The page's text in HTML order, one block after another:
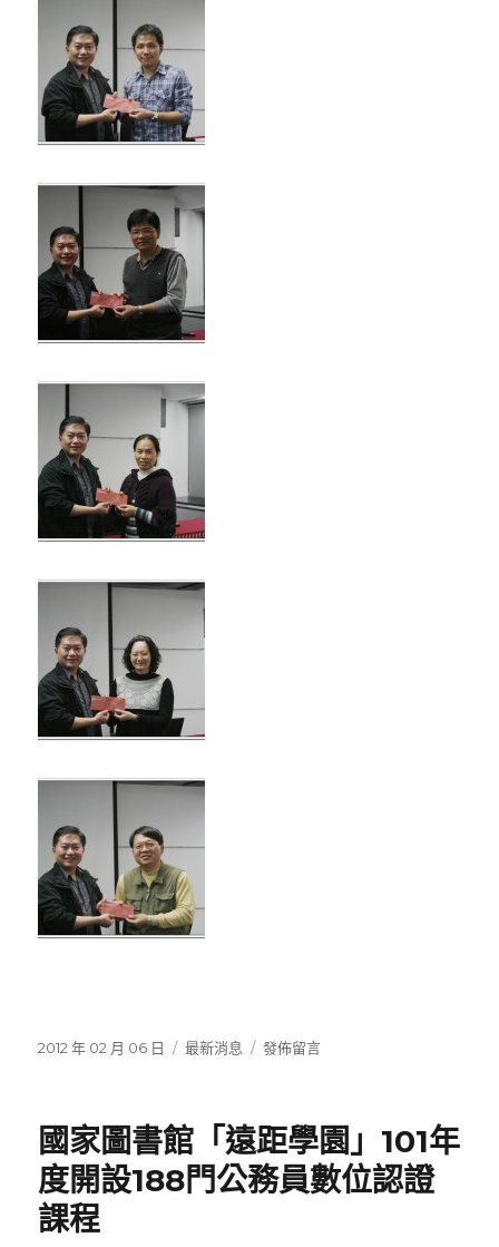
發
2012 年 02 月 06 日
分
最新消息
在
「資
訊
系
發佈留言
國家圖書館「遠距學園」101年
度開設188門公務員數位認證
課程